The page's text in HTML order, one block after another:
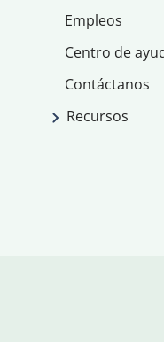
Empleos
Centro de
Contáctanos
Recursos